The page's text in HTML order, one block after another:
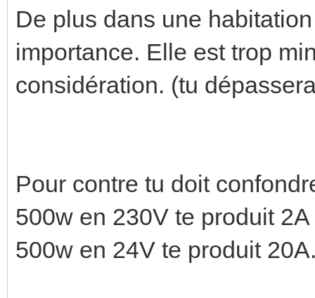
De plus dans une
importance. Elle est trop
considération. (tu
Pour contre tu doit
500w en 230V te produit
500w en 24V te produit